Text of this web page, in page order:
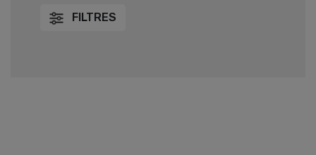
FILTRES